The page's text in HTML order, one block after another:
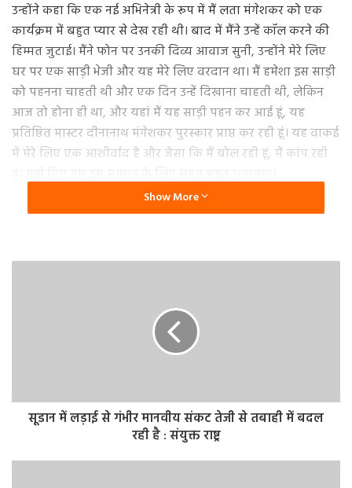
उन्होंने कहा कि एक नई अभिनेत्री के रूप में मैं लता मंगेशकर को एक
कार्यक्रम में बहुत प्यार से देख रही थी। बाद में मैंने उन्हें कॉल करने की
हिम्मत जुटाई। मैंने फोन पर उनकी दिव्य आवाज सुनी, उन्होंने मेरे लिए
घर पर एक साड़ी भेजी और यह मेरे लिए वरदान था। मैं हमेशा इस साड़ी
को पहनना चाहती थी और एक दिन उन्हें दिखाना चाहती थी, लेकिन
आज तो होना ही था, और यहां मैं यह साड़ी पहन कर आई हूं, यह
प्रतिष्ठित मास्टर दीनानाथ मंगेशकर पुरस्कार प्राप्त कर रही हूं। यह वाकई
में मेरे लिए एक आशीर्वाद है और जैसा कि मैं बोल रही हूं, मैं कांप रही
आशा भोसले को भी प्रतिष्ठित लता दीनानाथ मंगेशकर पुरस्कार मिला है।
Show More
सूडान में लड़ाई से गंभीर मानवीय संकट तेजी से तबाही में बदल
रही है : संयुक्त राष्ट्र